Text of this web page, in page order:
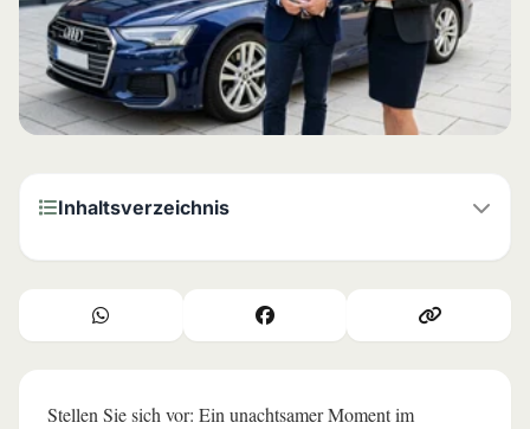
Inhaltsverzeichnis
⚖️ Fiktive Abrechnung: Was sie bedeutet und wie sie
🏛️ Ihre Rechte: Die Rechtsgrundlage der fiktiven
💰 Welche Kosten Sie fiktiv abrechnen können
Stellen Sie sich vor: Ein unachtsamer Moment im